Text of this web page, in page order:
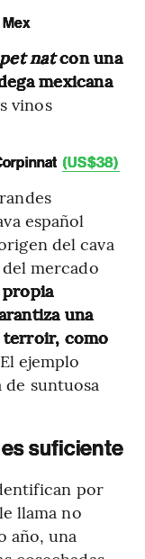
pet natcon una
mexicana
vinos
(US$38)
español
del cava
mercado
propia
una
terroir, como
ejemplo
de suntuosa
suficiente
por
llama no
año, una